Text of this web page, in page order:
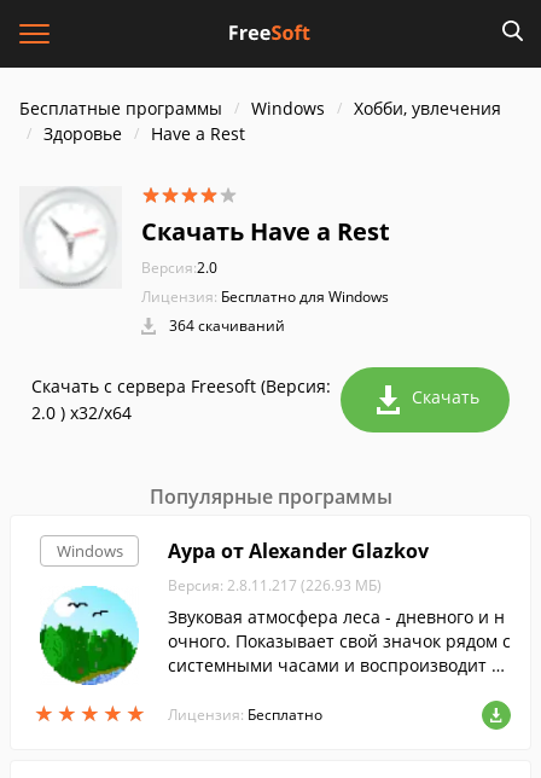
Бесплатные программы Windows
Хобби, увлечения
Здоровье
Have a Rest
Скачать Have a Rest
Версия:2.0
Лицензия: Бесплатно для Windows
364 скачиваний
Скачать с сервера Freesoft (Версия:
2.0 ) x32/x64
Скачать
Популярные программы
Windows
★ ★ ★ ★ ★
★ ★ ★ ★ ★
Аура от Alexander Glazkov
Версия: 2.8.11.217 (226.93 МБ)
Звуковая атмосфера леса - дневного и н
очного. Показывает свой значок рядом с
системными часами и воспроизводит р
ого леса.
Лицензия: Бесплатно